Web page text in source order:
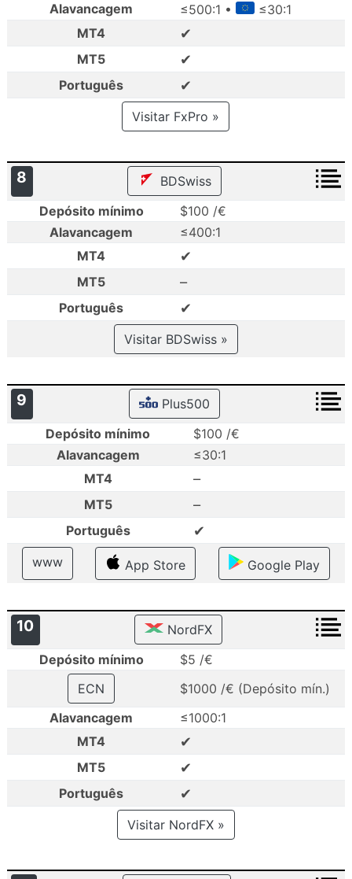
Alavancagem
≤500:1 •
≤30:1
MT4
✔
MT5 ✔
Português ✔
Visitar FxPro »
8
BDSwiss
Depósito mínimo
$100 /€
Alavancagem
≤400:1
MT4
✔
MT5 –
Português ✔
Visitar BDSwiss »
9
Plus500
Depósito mínimo
$100 /€
Alavancagem
≤30:1
MT4
–
MT5 –
Português ✔
www App Store Google Play
10
NordFX
Depósito mínimo
$5 /€
ECN
$1000 /€ (Depósito mín.)
Alavancagem
≤1000:1
MT4
✔
MT5 ✔
Português ✔
Visitar NordFX »